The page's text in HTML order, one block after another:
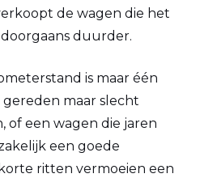
de wagen die het
duurder.
is maar één
maar slecht
of een wagen die jaren
een goede
ritten vermoeien een